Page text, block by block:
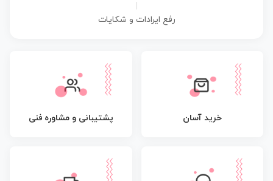
رفع ایرادات و شکایات
خرید آسان پشتیبانی و مشاوره فنی